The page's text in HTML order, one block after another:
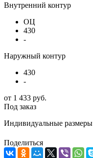
Внутренний контур
ОЦ
430
-
Наружный контур
430
-
от 1 433 руб.
Под заказ
Индивидуальные размеры
Поделиться